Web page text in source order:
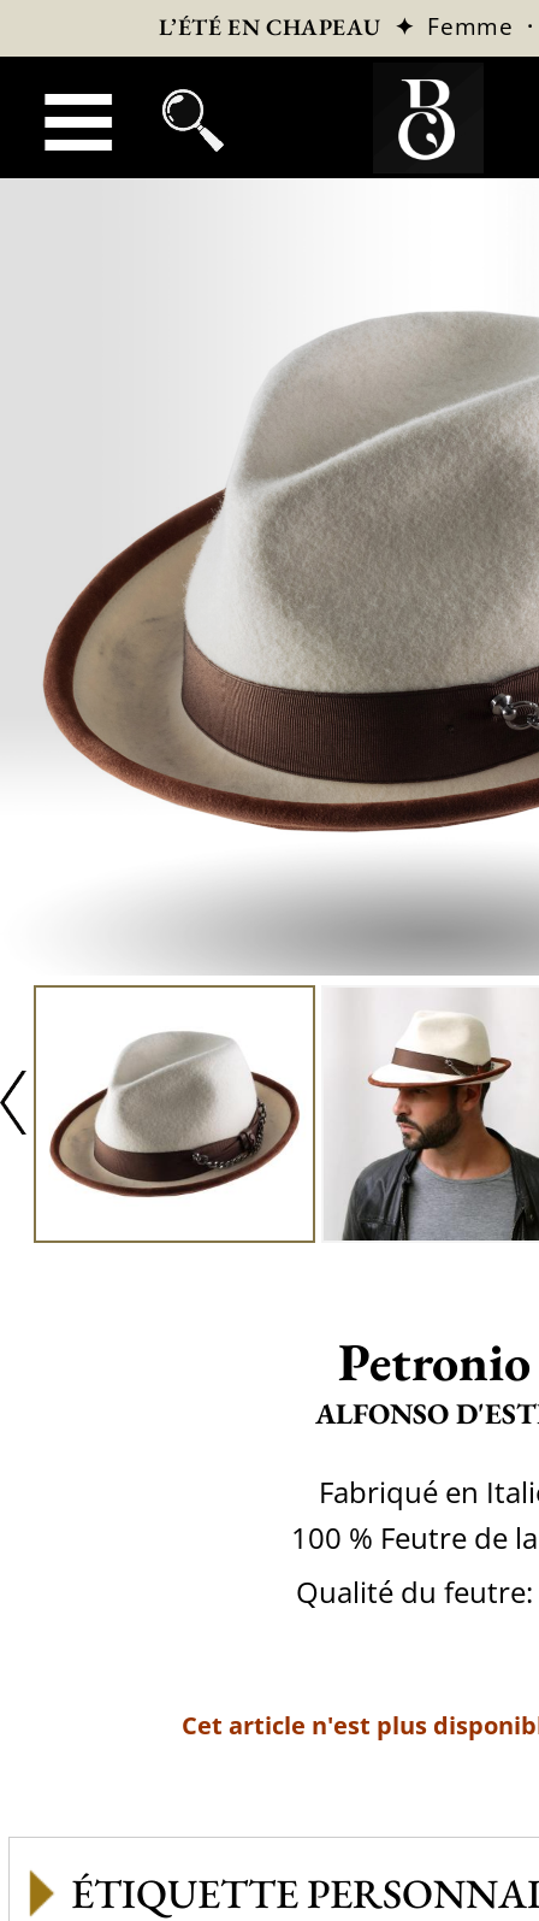
L’ÉTÉ EN CHAPEAU ✦ Femme
Petronio
ALFONSO
Fabriqué en
100 % Feutre de
Qualité du feutre:
Cet article n'est plus
ÉTIQUETTE